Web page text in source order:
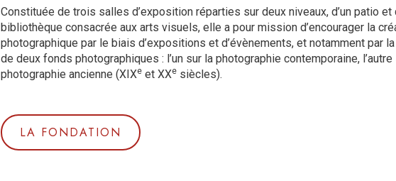
Constituée de trois salles d’exposition réparties sur deux niveaux, d’un patio et
bibliothèque consacrée aux arts visuels, elle a pour mission d’encourager la
photographique par le biais d’expositions et d’évènements, et notamment par
de deux fonds photographiques : l’un sur la photographie contemporaine, l’autre
photographie ancienne (XIXeet XXesiècles).
LA FONDATION